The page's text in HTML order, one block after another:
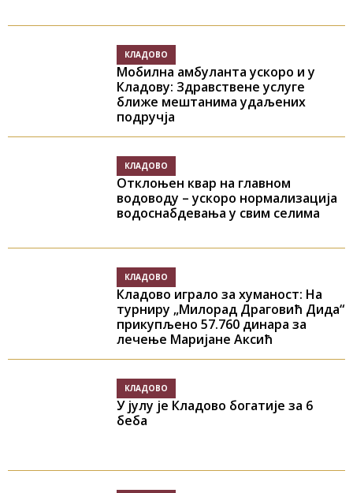
КЛАДОВО
Мобилна амбуланта ускоро и у
Кладову: Здравствене услуге
ближе мештанима удаљених
подручја
КЛАДОВО
Отклоњен квар на главном
водоводу – ускоро нормализација
водоснабдевања у свим селима
КЛАДОВО
Кладово играло за хуманост: На
турниру „Милорад Драговић Дида“
прикупљено 57.760 динара за
лечење Маријане Аксић
КЛАДОВО
У јулу је Кладово богатије за 6
беба